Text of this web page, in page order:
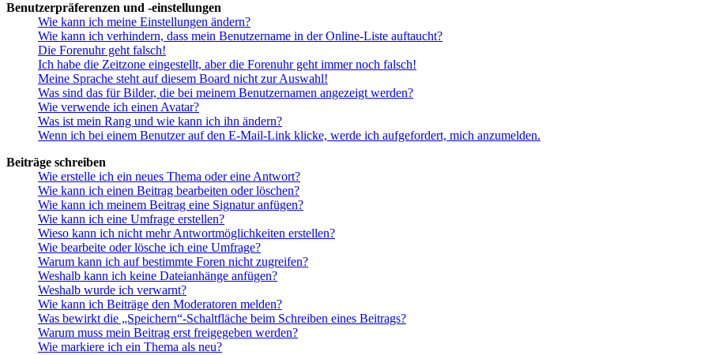
Benutzerpräferenzen und -einstellungen
Wie kann ich meine Einstellungen ändern?
Wie kann ich verhindern, dass mein Benutzername in der Online-Liste auftaucht?
Die Forenuhr geht falsch!
Ich habe die Zeitzone eingestellt, aber die Forenuhr geht immer noch falsch!
Meine Sprache steht auf diesem Board nicht zur Auswahl!
Was sind das für Bilder, die bei meinem Benutzernamen angezeigt werden?
Wie verwende ich einen Avatar?
Was ist mein Rang und wie kann ich ihn ändern?
Wenn ich bei einem Benutzer auf den E-Mail-Link klicke, werde ich aufgefordert, mich anzumelden.
Beiträge schreiben
Wie erstelle ich ein neues Thema oder eine Antwort?
Wie kann ich einen Beitrag bearbeiten oder löschen?
Wie kann ich meinem Beitrag eine Signatur anfügen?
Wie kann ich eine Umfrage erstellen?
Wieso kann ich nicht mehr Antwortmöglichkeiten erstellen?
Wie bearbeite oder lösche ich eine Umfrage?
Warum kann ich auf bestimmte Foren nicht zugreifen?
Weshalb kann ich keine Dateianhänge anfügen?
Weshalb wurde ich verwarnt?
Wie kann ich Beiträge den Moderatoren melden?
Was bewirkt die „Speichern“-Schaltfläche beim Schreiben eines Beitrags?
Warum muss mein Beitrag erst freigegeben werden?
Wie markiere ich ein Thema als neu?